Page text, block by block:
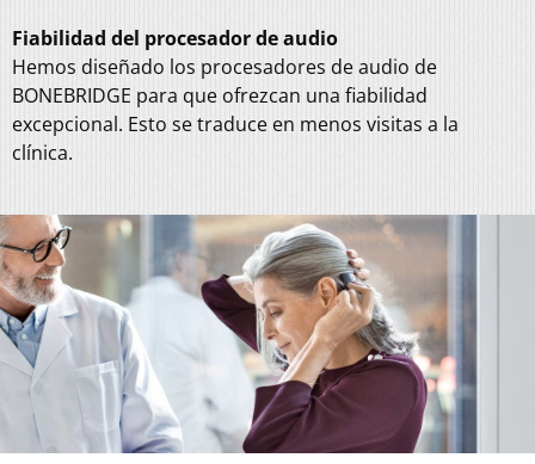
Fiabilidad del procesador de audio
Hemos diseñado los procesadores de audio de
BONEBRIDGE para que ofrezcan una fiabilidad
excepcional. Esto se traduce en menos visitas a la
clínica.